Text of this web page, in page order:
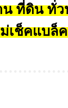
ที่ดิน ทั่ว
ม่เช็คแบล็